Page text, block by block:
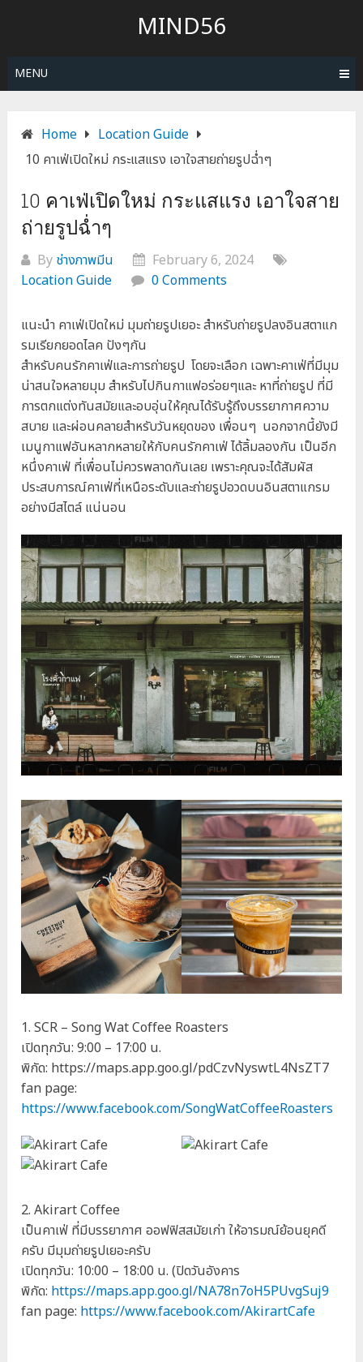
MIND56
MENU
Home
Location Guide
10 คาเฟ่เปิดใหม่ กระแสแรง เอาใจสายถ่ายรูปฉ่ำๆ
10 คาเฟ่เปิดใหม่ กระแสแรง เอาใจสาย
ถ่ายรูปฉ่ำๆ
By ช่างภาพมีน
February 6, 2024
Location Guide
0 Comments
แนะนำ คาเฟ่เปิดใหม่ มุมถ่ายรูปเยอะ สำหรับถ่ายรูปลงอินสตาแก
รมเรียกยอดไลค ปังๆกัน
สำหรับคนรักคาเฟ่และการถ่ายรูป โดยจะเลือก เฉพาะคาเฟ่ที่มีมุม
น่าสนใจหลายมุม สำหรับไปกินกาแฟอร่อยๆและ หาที่ถ่ายรูป ที่มี
การตกแต่งทันสมัยและอบอุ่นให้คุณได้รับรู้ถึงบรรยากาศความ
สบาย และผ่อนคลายสำหรับวันหยุดของ เพื่อนๆ นอกจากนี้ยังมี
เมนูกาแฟอันหลากหลายให้กับคนรักคาเฟ่ ได้ลิ้มลองกัน เป็นอีก
หนึ่งคาเฟ่ ที่เพื่อนไม่ควรพลาดกันเลย เพราะคุณจะได้สัมผัส
ประสบการณ์คาเฟ่ที่เหนือระดับและถ่ายรูปอวดบนอินสตาแกรม
อย่างมีสไตล์ แน่นอน
1. SCR – Song Wat Coffee Roasters
เปิดทุกวัน: 9:00 – 17:00 น.
พิกัด: https://maps.app.goo.gl/pdCzvNyswtL4NsZT7
fan page:
https://www.facebook.com/SongWatCoffeeRoasters
2. Akirart Coffee
เป็นคาเฟ่ ที่มีบรรยากาศ ออฟฟิสสมัยเก่า ให้อารมณ์ย้อนยุคดี
ครับ มีมุมถ่ายรูปเยอะครับ
เปิดทุกวัน: 10:00 – 18:00 น. (ปิดวันอังคาร
พิกัด: https://maps.app.goo.gl/NA78n7oH5PUvgSuj9
fan page: https://www.facebook.com/AkirartCafe